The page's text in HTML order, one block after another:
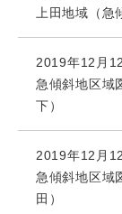
上田地域（急
2019年12月
急傾斜地区域
下）
2019年12月
急傾斜地区域
田）